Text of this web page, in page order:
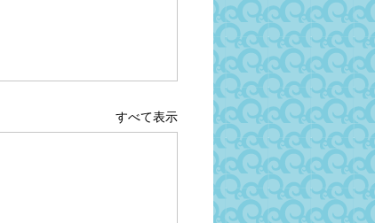
すべて表示